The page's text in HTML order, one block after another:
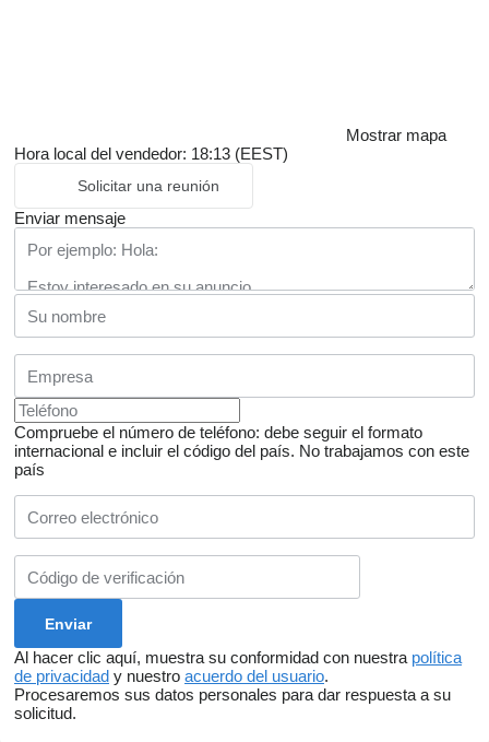
Mostrar mapa
Hora local del vendedor: 18:13 (EEST)
Solicitar una reunión
Enviar mensaje
Compruebe el número de teléfono: debe seguir el formato
internacional e incluir el código del país. No trabajamos con este
país
Al hacer clic aquí, muestra su conformidad con nuestra política
de privacidad y nuestro acuerdo del usuario.
Procesaremos sus datos personales para dar respuesta a su
solicitud.